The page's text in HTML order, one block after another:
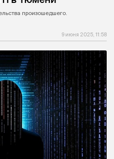
произошедшего.
9 июня 2025, 11:58